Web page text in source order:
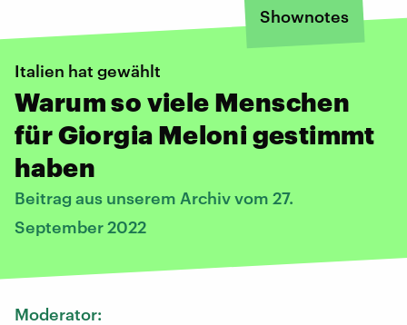
Shownotes
Italien hat gewählt
Warum so viele Menschen
für Giorgia Meloni gestimmt
haben
Beitrag aus unserem Archiv vom 27.
September 2022
Moderator: